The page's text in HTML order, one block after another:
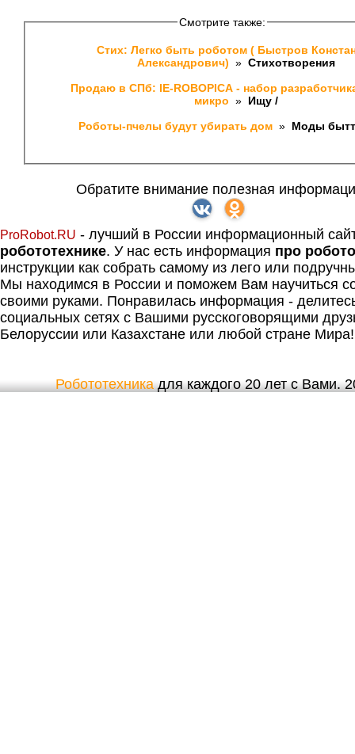
Смотрите также:
Стих: Легко быть роботом ( Быстров
Александрович) » Стихотворения
Продаю в СПб: IE-ROBOPICA - набор
микро » Ищу /
Роботы-пчелы будут убирать дом » Моды
Обратите внимание полезная
ProRobot.RU - лучший в России информационный
робототехнике. У нас есть информация про
инструкции как собрать самому из лего или
Мы находимся в России и поможем Вам научиться
своими руками. Понравилась информация -
социальных сетях с Вашими русскоговорящими
Белоруссии или Казахстане или любой стране Мира!
Робототехникадля каждого 20 лет с Вами.